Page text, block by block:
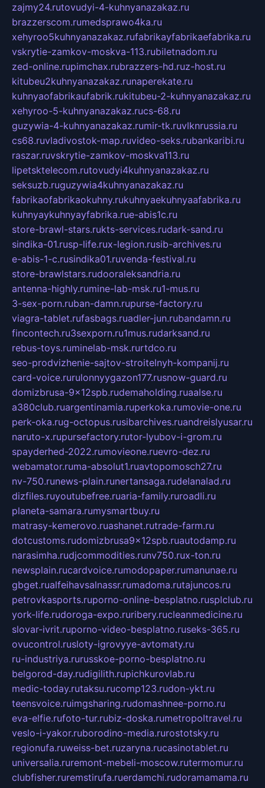
zajmy24.rutovudyi-4-kuhnyanazakaz.ru
brazzerscom.rumedsprawo4ka.ru
xehyroo5kuhnyanazakaz.rufabrikayfabrikaefabrika.ru
vskrytie-zamkov-moskva-113.rubiletnadom.ru
zed-online.rupimchax.rubrazzers-hd.ruz-host.ru
kitubeu2kuhnyanazakaz.runaperekate.ru
kuhnyaofabrikaufabrik.rukitubeu-2-kuhnyanazakaz.ru
xehyroo-5-kuhnyanazakaz.rucs-68.ru
guzywia-4-kuhnyanazakaz.rumir-tk.ruvlknrussia.ru
cs68.ruvladivostok-map.ruvideo-seks.rubankaribi.ru
raszar.ruvskrytie-zamkov-moskva113.ru
lipetsktelecom.rutovudyi4kuhnyanazakaz.ru
seksuzb.ruguzywia4kuhnyanazakaz.ru
fabrikaofabrikaokuhny.rukuhnyaekuhnyaafabrika.ru
kuhnyaykuhnyayfabrika.rue-abis1c.ru
store-brawl-stars.rukts-services.rudark-sand.ru
sindika-01.rusp-life.rux-legion.rusib-archives.ru
e-abis-1-c.rusindika01.ruvenda-festival.ru
store-brawlstars.rudooraleksandria.ru
antenna-highly.rumine-lab-msk.ru1-mus.ru
3-sex-porn.ruban-damn.rupurse-factory.ru
viagra-tablet.rufasbags.ruadler-jun.rubandamn.ru
fincontech.ru3sexporn.ru1mus.rudarksand.ru
rebus-toys.ruminelab-msk.rurtdco.ru
seo-prodvizhenie-sajtov-stroitelnyh-kompanij.ru
card-voice.rurulonnyygazon177.rusnow-guard.ru
domizbrusa-9x12spb.rudemaholding.ruaalse.ru
a380club.ruargentinamia.ruperkoka.rumovie-one.ru
perk-oka.rug-octopus.rusibarchives.ruandreislyusar.ru
naruto-x.rupursefactory.rutor-lyubov-i-grom.ru
spayderhed-2022.rumovieone.ruevro-dez.ru
webamator.ruma-absolut1.ruavtopomosch27.ru
nv-750.runews-plain.runertansaga.rudelanalad.ru
dizfiles.ruyoutubefree.ruaria-family.ruroadli.ru
planeta-samara.rumysmartbuy.ru
matrasy-kemerovo.ruashanet.rutrade-farm.ru
dotcustoms.rudomizbrusa9x12spb.ruautodamp.ru
narasimha.rudjcommodities.runv750.rux-ton.ru
newsplain.rucardvoice.rumodopaper.rumanunae.ru
gbget.rualfeihavsalnassr.rumadoma.rutajuncos.ru
petrovkasports.ruporno-online-besplatno.rusplclub.ru
york-life.rudoroga-expo.ruribery.rucleanmedicine.ru
slovar-ivrit.ruporno-video-besplatno.ruseks-365.ru
ovucontrol.rusloty-igrovyye-avtomaty.ru
ru-industriya.rurusskoe-porno-besplatno.ru
belgorod-day.rudigilith.rupichkurovlab.ru
medic-today.rutaksu.rucomp123.rudon-ykt.ru
teensvoice.ruimgsharing.rudomashnee-porno.ru
eva-elfie.rufoto-tur.rubiz-doska.rumetropoltravel.ru
veslo-i-yakor.ruborodino-media.rurostotsky.ru
regionufa.ruweiss-bet.ruzaryna.rucasinotablet.ru
universalia.ruremont-mebeli-moscow.rutermomur.ru
clubfisher.ruremstirufa.ruerdamchi.rudoramamama.ru